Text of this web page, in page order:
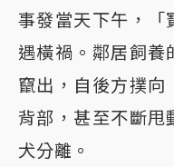
事發當天下午，「
遇橫禍。鄰居飼養
竄出，自後方撲向
背部，甚至不斷甩
犬分離。